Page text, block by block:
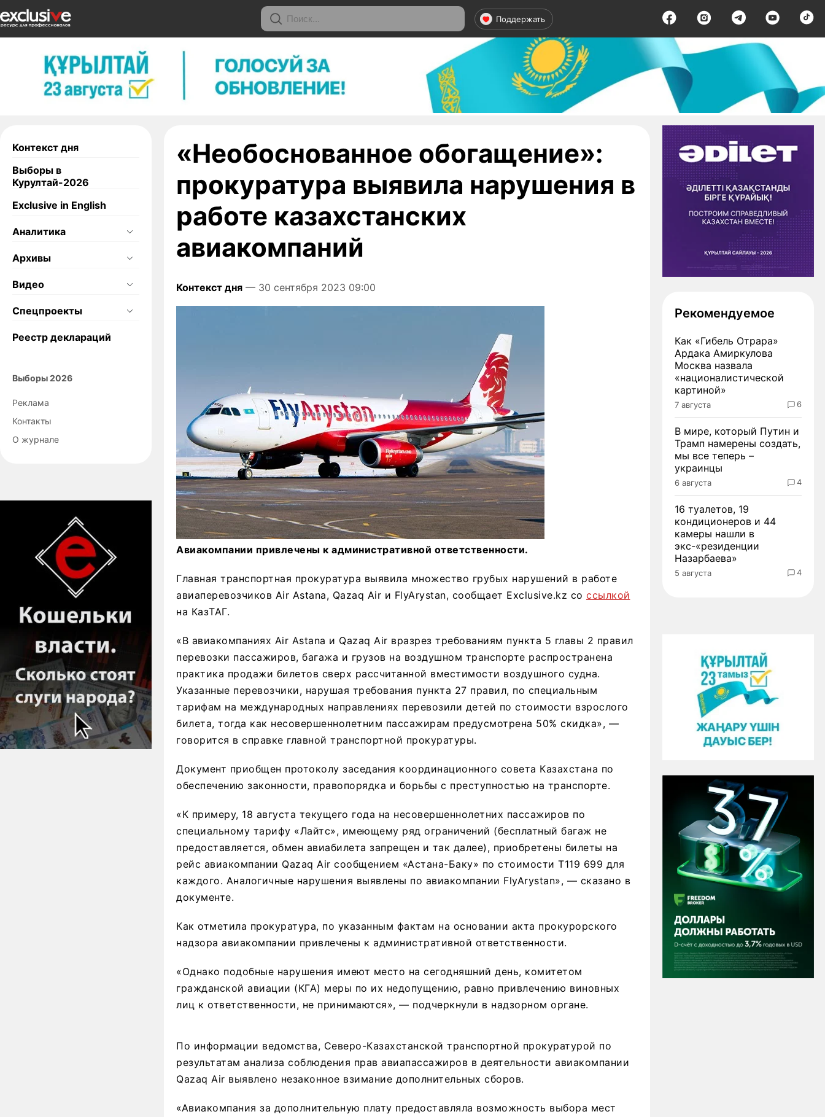
Поддержать
Контекст дня
Выборы в
Курултай-2026
Exclusive in English
Аналитика
Архивы
Видео
Спецпроекты
Реестр деклараций
Выборы 2026
Реклама
Контакты
О журнале
«Необоснованное обогащение»:
прокуратура выявила нарушения в
работе казахстанских
авиакомпаний
Контекст дня — 30 сентября 2023 09:00
Авиакомпании привлечены к административной ответственности.
Главная транспортная прокуратура выявила множество грубых нарушений в работе
авиаперевозчиков Air Astana, Qazaq Air и FlyArystan, сообщает Exclusive.kz со ссылкой
на КазТАГ.
«В авиакомпаниях Air Astana и Qazaq Air вразрез требованиям пункта 5 главы 2 правил
перевозки пассажиров, багажа и грузов на воздушном транспорте распространена
практика продажи билетов сверх рассчитанной вместимости воздушного судна.
Указанные перевозчики, нарушая требования пункта 27 правил, по специальным
тарифам на международных направлениях перевозили детей по стоимости взрослого
билета, тогда как несовершеннолетним пассажирам предусмотрена 50% скидка», —
говорится в справке главной транспортной прокуратуры.
Документ приобщен протоколу заседания координационного совета Казахстана по
обеспечению законности, правопорядка и борьбы с преступностью на транспорте.
«К примеру, 18 августа текущего года на несовершеннолетних пассажиров по
специальному тарифу «Лайтс», имеющему ряд ограничений (бесплатный багаж не
предоставляется, обмен авиабилета запрещен и так далее), приобретены билеты на
рейс авиакомпании Qazaq Air сообщением «Астана-Баку» по стоимости Т119 699 для
каждого. Аналогичные нарушения выявлены по авиакомпании FlyArystan», — сказано в
документе.
Как отметила прокуратура, по указанным фактам на основании акта прокурорского
надзора авиакомпании привлечены к административной ответственности.
«Однако подобные нарушения имеют место на сегодняшний день, комитетом
гражданской авиации (КГА) меры по их недопущению, равно привлечению виновных
лиц к ответственности, не принимаются», — подчеркнули в надзорном органе.
По информации ведомства, Северо-Казахстанской транспортной прокуратурой по
результатам анализа соблюдения прав авиапассажиров в деятельности авиакомпании
Qazaq Air выявлено незаконное взимание дополнительных сборов.
«Авиакомпания за дополнительную плату предоставляла возможность выбора мест
Рекомендуемое
Как «Гибель Отрара»
Ардака Амиркулова
Москва назвала
«националистической
картиной»
7 августа 6
В мире, который Путин и
Трамп намерены создать,
мы все теперь –
украинцы
6 августа 4
16 туалетов, 19
кондиционеров и 44
камеры нашли в
экс-«резиденции
Назарбаева»
5 августа 4